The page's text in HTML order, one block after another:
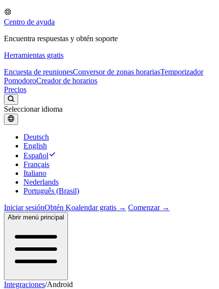
Centro de ayuda
Encuentra respuestas y obtén soporte
Herramientas gratis
Encuesta de reunionesConversor de zonas horariasTemporizador
PomodoroCreador de horarios
Precios
Seleccionar idioma
Deutsch
English
Español
Français
Italiano
Nederlands
Português (Brasil)
Iniciar sesiónObtén Koalendar gratis → Comenzar →
Abrir menú principal
Integraciones/Android